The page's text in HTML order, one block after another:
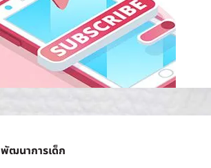
พัฒนาการเด็ก